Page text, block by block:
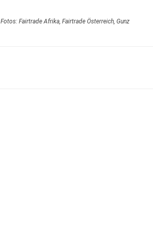
Fotos: Fairtrade Afrika, Fairtrade Österreich, Gunz